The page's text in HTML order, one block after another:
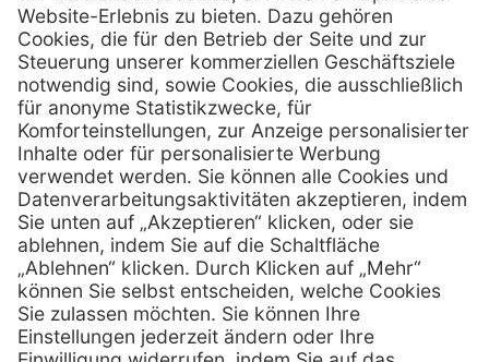
Henry Schein Medical Austria GmbH
Schönbrunner Straße 297
A-1120 Wien
01 / 718 19 61 99
Telefax:01 / 718 19 61 23
E-Mail: info @ henryscheinmed.at
Services
Vorteile
Eigenmarke
Hilfe
FAQs
Kontakt